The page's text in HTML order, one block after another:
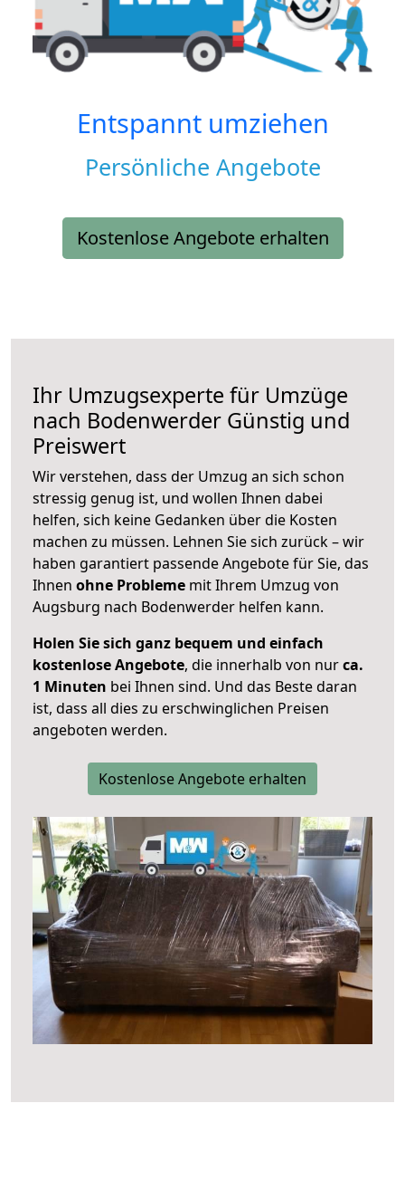
Entspannt umziehen
Persönliche Angebote
Kostenlose Angebote erhalten
Ihr Umzugsexperte für Umzüge
nach Bodenwerder Günstig und
Preiswert
Wir verstehen, dass der Umzug an sich schon
stressig genug ist, und wollen Ihnen dabei
helfen, sich keine Gedanken über die Kosten
machen zu müssen. Lehnen Sie sich zurück – wir
haben garantiert passende Angebote für Sie, das
Ihnen ohne Probleme mit Ihrem Umzug von
Augsburg nach Bodenwerder helfen kann.
Holen Sie sich ganz bequem und einfach
kostenlose Angebote, die innerhalb von nurca.
1 Minuten bei Ihnen sind. Und das Beste daran
ist, dass all dies zu erschwinglichen Preisen
angeboten werden.
Kostenlose Angebote erhalten